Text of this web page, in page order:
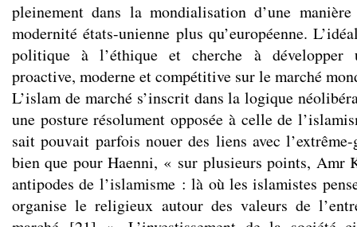
pleinement dans la mondialisation d’une
modernité états-unienne plus qu’européenne.
politique à l’éthique et cherche à développer
proactive, moderne et compétitive sur le marché
L’islam de marché s’inscrit dans la logique
une posture résolument opposée à celle de
sait pouvait parfois nouer des liens avec l’extrême-
bien que pour Haenni, « sur plusieurs points, Amr
antipodes de l’islamisme : là où les islamistes
organise le religieux autour des valeurs de